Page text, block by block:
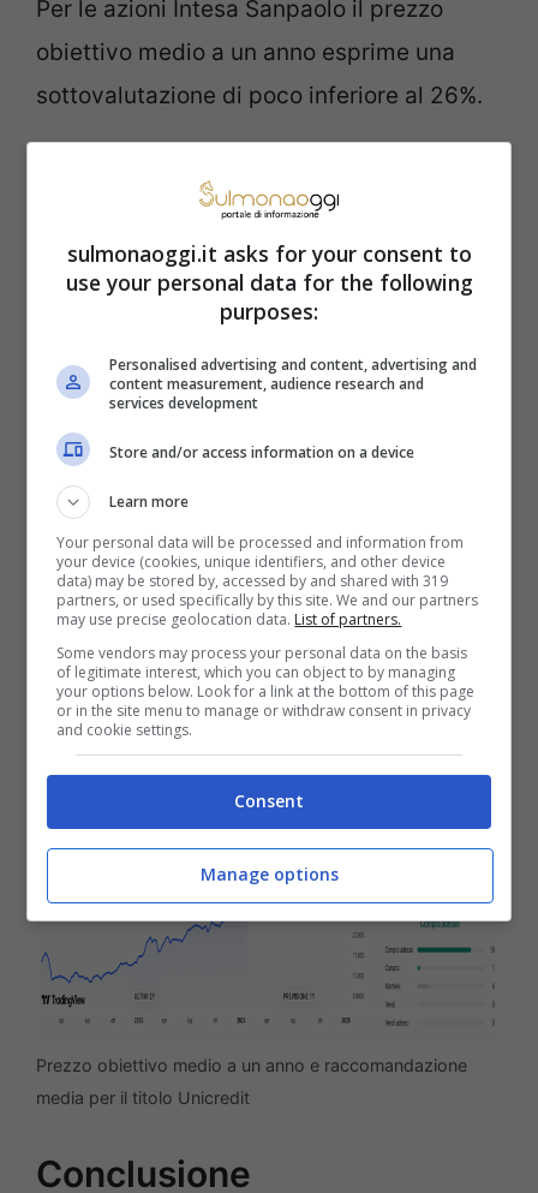
Per le azioni Intesa Sanpaolo il prezzo
obiettivo medio a un anno esprime una
sottovalutazione di poco inferiore al 26%.
Prezzo obiettivo medio a un anno e raccomandazione
media per il titolo Intesa Sanpaolo
Per le azioni Unicredit il prezzo obiettivo
medio a un anno esprime una
sottovalutazione di poco inferiore al 23%.
Prezzo obiettivo medio a un anno e raccomandazione
media per il titolo Unicredit
Conclusione
sulmonaoggi.it asks for your consent to
use your personal data for the following
purposes:
Personalised advertising and content, advertising and
content measurement, audience research and
services development
Store and/or access information on a device
Learn more
Your personal data will be processed and information from
your device (cookies, unique identifiers, and other device
data) may be stored by, accessed by and shared with 319
partners, or used specifically by this site. We and our partners
may use precise geolocation data. List of partners.
Some vendors may process your personal data on the basis
of legitimate interest, which you can object to by managing
your options below. Look for a link at the bottom of this page
or in the site menu to manage or withdraw consent in privacy
and cookie settings.
Consent
Manage options